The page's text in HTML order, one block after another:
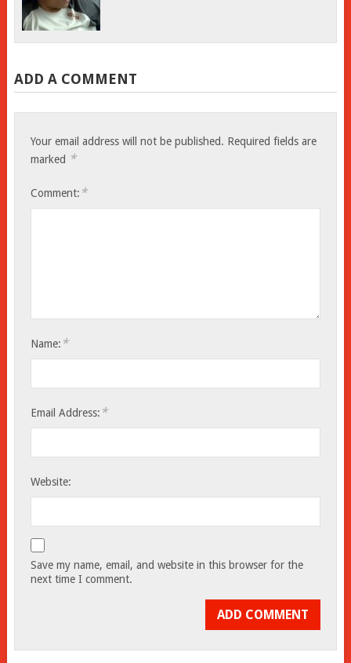
ADD A COMMENT
Your email address will not be published. Required fields are
marked *
Comment: *
Name: *
Email Address: *
Website:
Save my name, email, and website in this browser for the
next time I comment.